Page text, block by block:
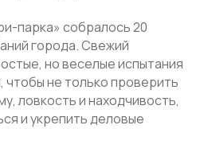
парка» собралось 20
города. Свежий
но веселые испытания
чтобы не только проверить
ловкость и находчивость,
и укрепить деловые